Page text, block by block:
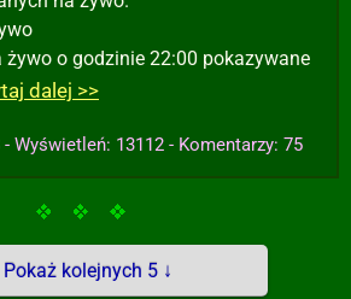
o godzinie 22:00 pokazywane
dalej >>
Wyświetleń: 13112 - Komentarzy: 75
Pokaż kolejnych 5 ↓